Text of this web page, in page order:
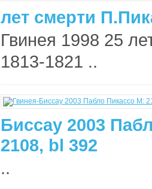
лет смерти
Гвинея 1998 25
1813-1821 ..
Биссау 2003
2108, bl 392
..